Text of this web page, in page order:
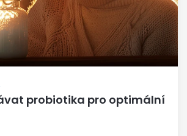
probiotika pro optimální